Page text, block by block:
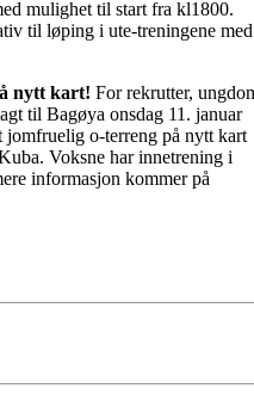
mulighet til start fra kl1800.
til løping i ute-treningene med
nytt kart! For rekrutter,
til Bagøya onsdag 11. januar
o-terreng på nytt kart
Voksne har innetrening i
informasjon kommer på